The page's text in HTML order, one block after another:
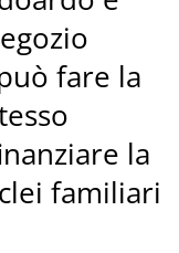
fare la
la
familiari